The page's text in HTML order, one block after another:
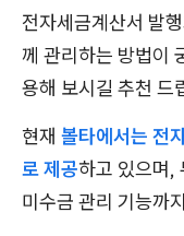
전자세금계산서 발
께 관리하는 방법이
용해 보시길 추천 드
현재 볼타에서는 전
로 제공하고 있으며,
미수금 관리 기능까